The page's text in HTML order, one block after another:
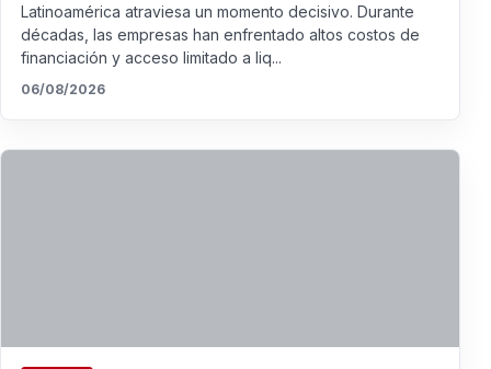
Latinoamérica atraviesa un momento decisivo. Durante
décadas, las empresas han enfrentado altos costos de
financiación y acceso limitado a liq...
06/08/2026